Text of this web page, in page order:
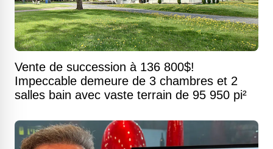
Vente de succession à 136 800$!
Impeccable demeure de 3 chambres et 2
salles bain avec vaste terrain de 95 950 pi²